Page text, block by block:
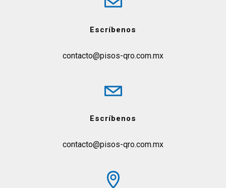
Escríbenos
contacto@pisos-qro.com.mx
Escríbenos
contacto@pisos-qro.com.mx